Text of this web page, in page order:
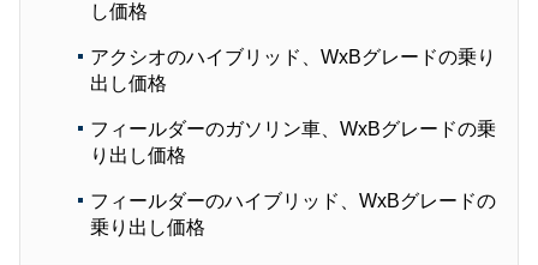
し価格
アクシオのハイブリッド、WxBグレードの乗り
出し価格
フィールダーのガソリン車、WxBグレードの乗
り出し価格
フィールダーのハイブリッド、WxBグレードの
乗り出し価格